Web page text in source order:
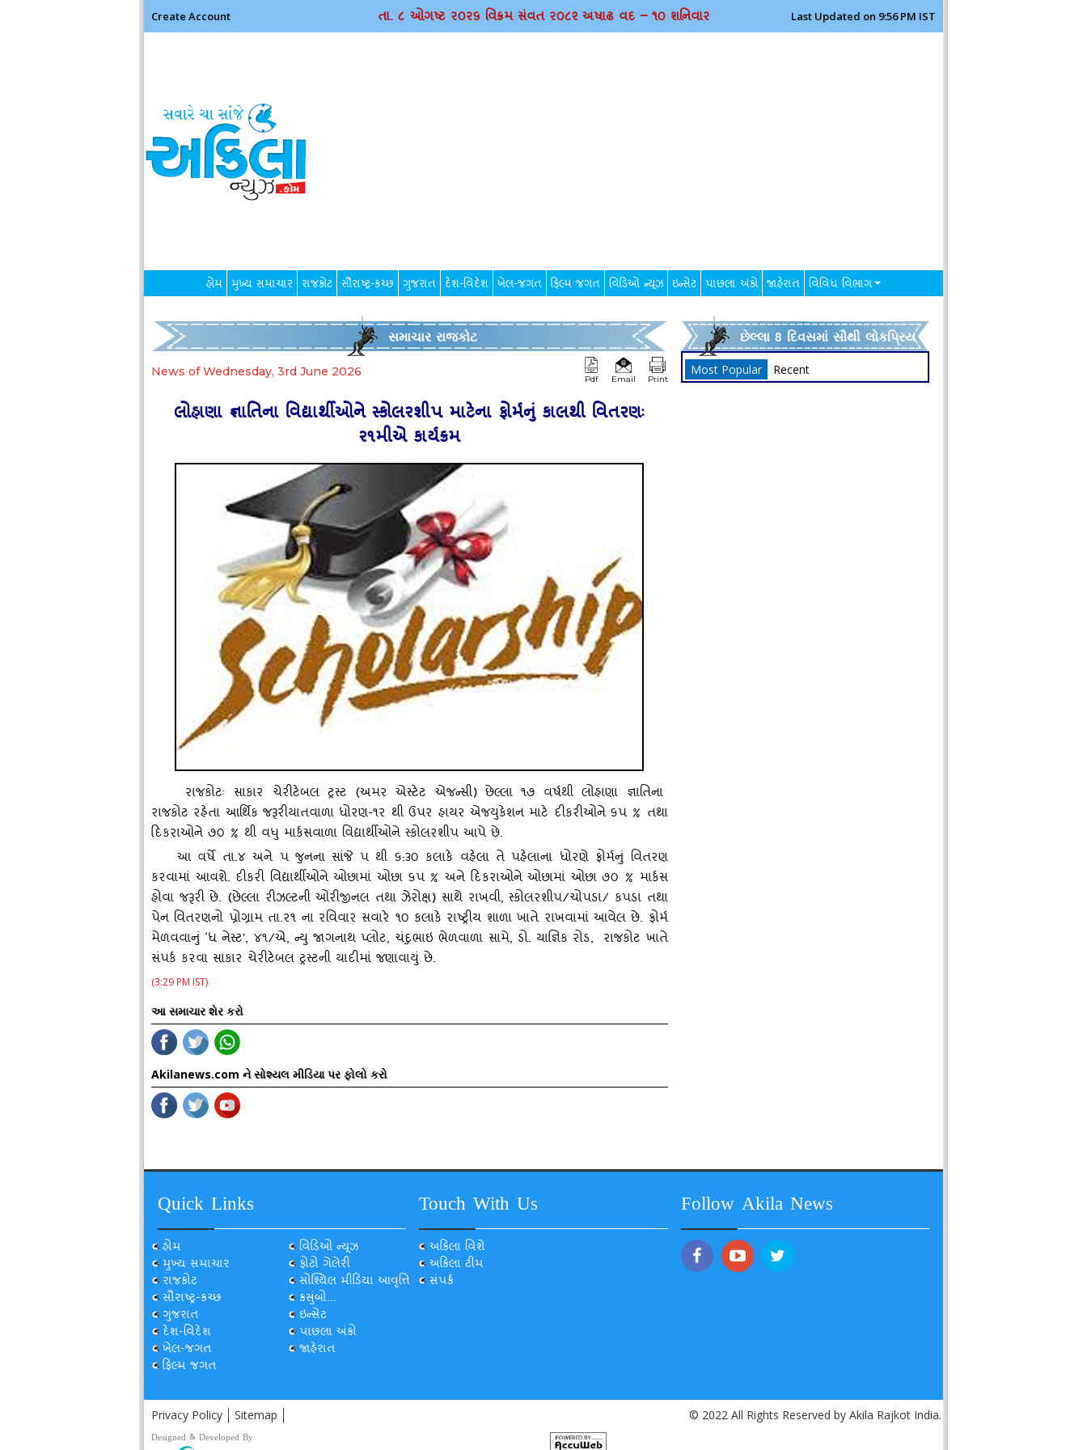
Create Account તા. ૮ ઓગષ્ટ ર૦ર૬ વિક્રમ સંવત ર૦૮૨ અષાઢ વદ – ૧૦ શનિવાર Last Updated on 9:56 PM IST
હોમ મુખ્ય સમાચાર રાજકોટ સૌરાષ્ટ્ર-કચ્છ ગુજરાત દેશ-વિદેશ ખેલ-જગત ફિલ્મ જગત વિડિઓ ન્યૂઝ ઇન્સેટ પાછલા અંકો જાહેરાત વિવિધ વિભાગ
સમાચાર રાજકોટ
News of Wednesday, 3rd June 2026
Pdf Email Print
લોહાણા જ્ઞાતિના વિદ્યાર્થીઓને સ્‍કોલરશીપ માટેના ફોર્મનું કાલથી વિતરણઃ
ર૧મીએ કાર્યક્રમ
રાજકોટઃ સાકાર ચેરીટેબલ ટ્રસ્‍ટ (અમર એસ્‍ટેટ એજન્‍સી) છેલ્લા ૧૭ વર્ષથી લોહાણા જ્ઞાતિના
રાજકોટ રહેતા આર્થિક જરૂરીયાતવાળા ધોરણ-૧ર થી ઉપર હાયર એજયુકેશન માટે દીકરીઓને ૬પ % તથા
દિકરાઓને ૭૦ % થી વધુ માર્કસવાળા વિદ્યાર્થીઓને સ્‍કોલરશીપ આપે છે.
આ વર્ષે તા.૪ અને પ જુનના સાંજે પ થી ૬:૩૦ કલાકે વહેલા તે પહેલાના ધોરણે ફોર્મનું વિતરણ
કરવામાં આવશે. દીકરી વિદ્યાર્થીઓને ઓછામાં ઓછા ૬પ % અને દિકરાઓને ઓછામાં ઓછા ૭૦ % માર્કસ
હોવા જરૂરી છે. (છેલ્લા રીઝલ્‍ટની ઓરીજીનલ તથા ઝેરોક્ષ) સાથે રાખવી, સ્‍કોલરશીપ/ચોપડા/ કપડા તથા
પેન વિતરણનો પ્રોગ્રામ તા.ર૧ ના રવિવાર સવારે ૧૦ કલાકે રાષ્‍ટ્રીય શાળા ખાતે રાખવામાં આવેલ છે. ફોર્મ
મેળવવાનું ‘ધ નેસ્‍ટ', ૪૧/એ, ન્‍યુ જાગનાથ પ્‍લોટ, ચંદુભાઇ ભેળવાળા સામે, ડો. યાજ્ઞિક રોડ, રાજકોટ ખાતે
સંપર્ક કરવા સાકાર ચેરીટેબલ ટ્રસ્‍ટની યાદીમાં જણાવાયું છે.
(3:29 PM IST)
આ સમાચાર શેર કરો
Akilanews.com ને સોશ્યલ મીડિયા પર ફોલો કરો
છેલ્લા 8 દિવસમાં સૌથી લોકપ્રિય
Most Popular Recent
Quick Links
હોમ
મુખ્ય સમાચાર
રાજકોટ
સૌરાષ્ટ્ર-કચ્છ
ગુજરાત
દેશ-વિદેશ
ખેલ-જગત
ફિલ્મ જગત
વિડિઓ ન્યૂઝ
ફોટો ગેલેરી
સોશ્યિલ મીડિયા આવૃત્તિ
કસુંબો...
ઇન્સેટ
પાછલા અંકો
જાહેરાત
Touch With Us
અકિલા વિશે
અકિલા ટીમ
સંપર્ક
Follow Akila News
Privacy Policy Sitemap © 2022 All Rights Reserved by Akila Rajkot India.
Designed & Developed By